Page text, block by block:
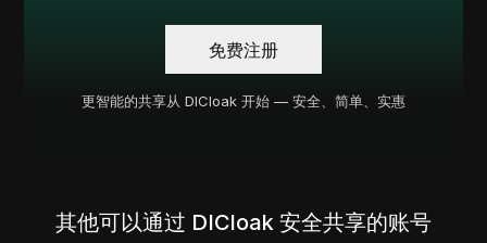
免费注册
更智能的共享从 DICloak 开始 — 安全、简单、实惠
其他可以通过 DICloak 安全共享的账号